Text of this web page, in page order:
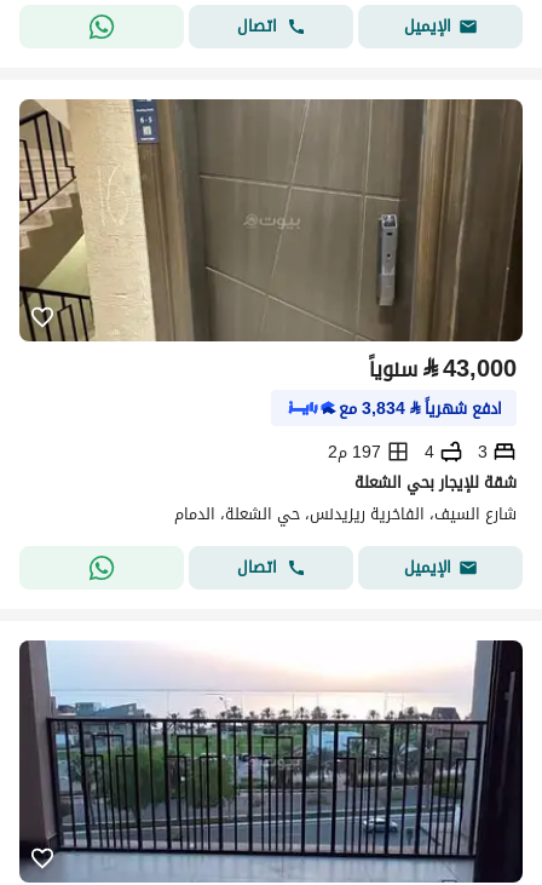
الإيميل
اتصال
⃁43,000 سنوياً
ادفع شهرياً⃁
3,834مع
3
4
197 م2
شقة للإيجار بحي الشعلة
شارع السيف، الفاخرية ريزيدنس، حي الشعلة، الدمام
الإيميل
اتصال